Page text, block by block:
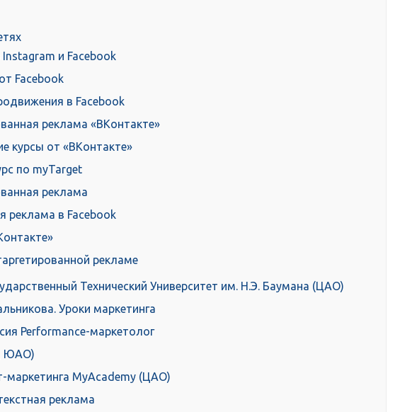
и Facebook
Facebook
в Facebook
реклама «ВКонтакте»
курсы от «ВКонтакте»
по myTarget
реклама
реклама в Facebook
рекламе
Технический Университет им. Н.Э. Баумана (ЦАО)
Уроки маркетинга
Performance-маркетолог
ЮАО)
маркетинга MyAcademy (ЦАО)
реклама